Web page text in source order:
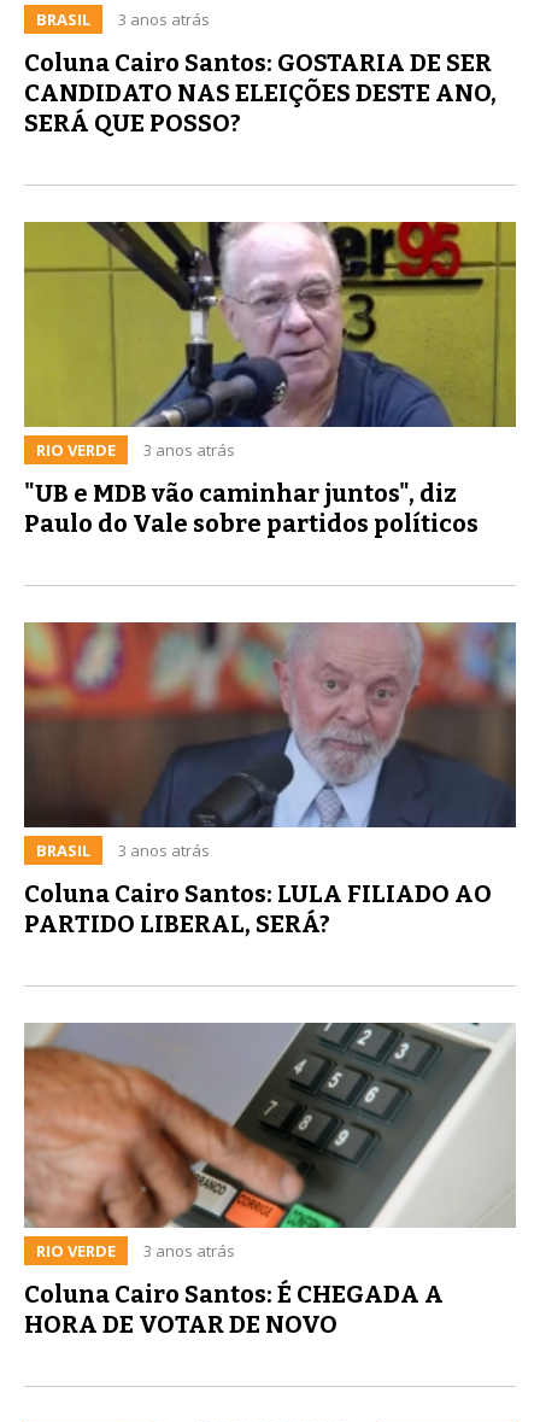
BRASIL 3 anos atrás
Coluna Cairo Santos: GOSTARIA DE SER
CANDIDATO NAS ELEIÇÕES DESTE ANO,
SERÁ QUE POSSO?
RIO VERDE 3 anos atrás
"UB e MDB vão caminhar juntos", diz
Paulo do Vale sobre partidos políticos
BRASIL 3 anos atrás
Coluna Cairo Santos: LULA FILIADO AO
PARTIDO LIBERAL, SERÁ?
RIO VERDE 3 anos atrás
Coluna Cairo Santos: É CHEGADA A
HORA DE VOTAR DE NOVO